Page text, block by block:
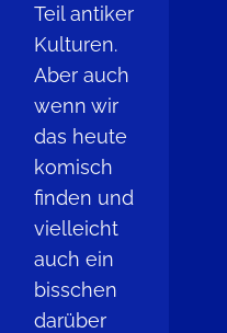
Teil antiker
Kulturen.
Aber auch
wenn wir
das heute
komisch
finden und
vielleicht
auch ein
bisschen
darüber